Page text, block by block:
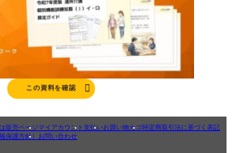
この資料を確認 
販売ページマイアカウント 支払いお買い物カゴ特定商取引法に基づく表記
保護方針）
お問い合わせ